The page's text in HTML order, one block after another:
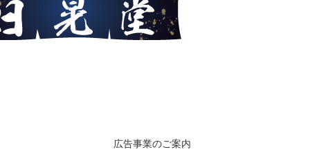
広告事業のご案内